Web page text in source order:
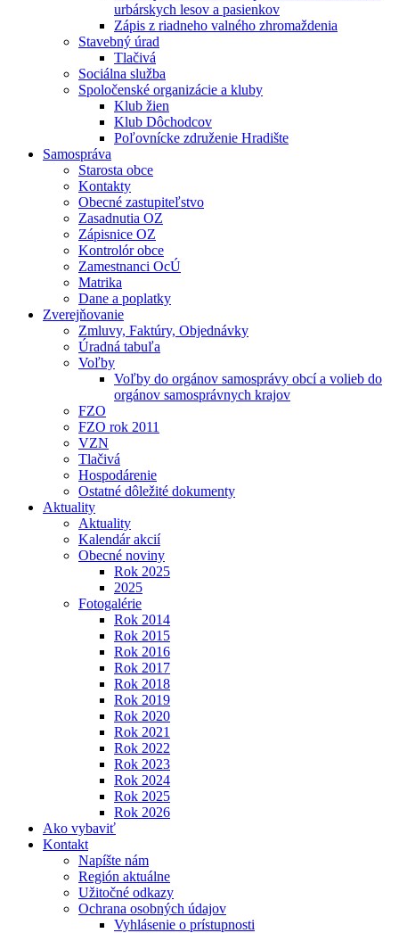
urbárskych lesov a pasienkov
Zápis z riadneho valného zhromaždenia
Stavebný úrad
Tlačivá
Sociálna služba
Spoločenské organizácie a kluby
Klub žien
Klub Dôchodcov
Poľovnícke združenie Hradište
Samospráva
Starosta obce
Kontakty
Obecné zastupiteľstvo
Zasadnutia OZ
Zápisnice OZ
Kontrolór obce
Zamestnanci OcÚ
Matrika
Dane a poplatky
Zverejňovanie
Zmluvy, Faktúry, Objednávky
Úradná tabuľa
Voľby
Voľby do orgánov samosprávy obcí a volieb do
orgánov samosprávnych krajov
FZO
FZO rok 2011
VZN
Tlačivá
Hospodárenie
Ostatné dôležité dokumenty
Aktuality
Aktuality
Kalendár akcií
Obecné noviny
Rok 2025
2025
Fotogalérie
Rok 2014
Rok 2015
Rok 2016
Rok 2017
Rok 2018
Rok 2019
Rok 2020
Rok 2021
Rok 2022
Rok 2023
Rok 2024
Rok 2025
Rok 2026
Ako vybaviť
Kontakt
Napíšte nám
Región aktuálne
Užitočné odkazy
Ochrana osobných údajov
Vyhlásenie o prístupnosti